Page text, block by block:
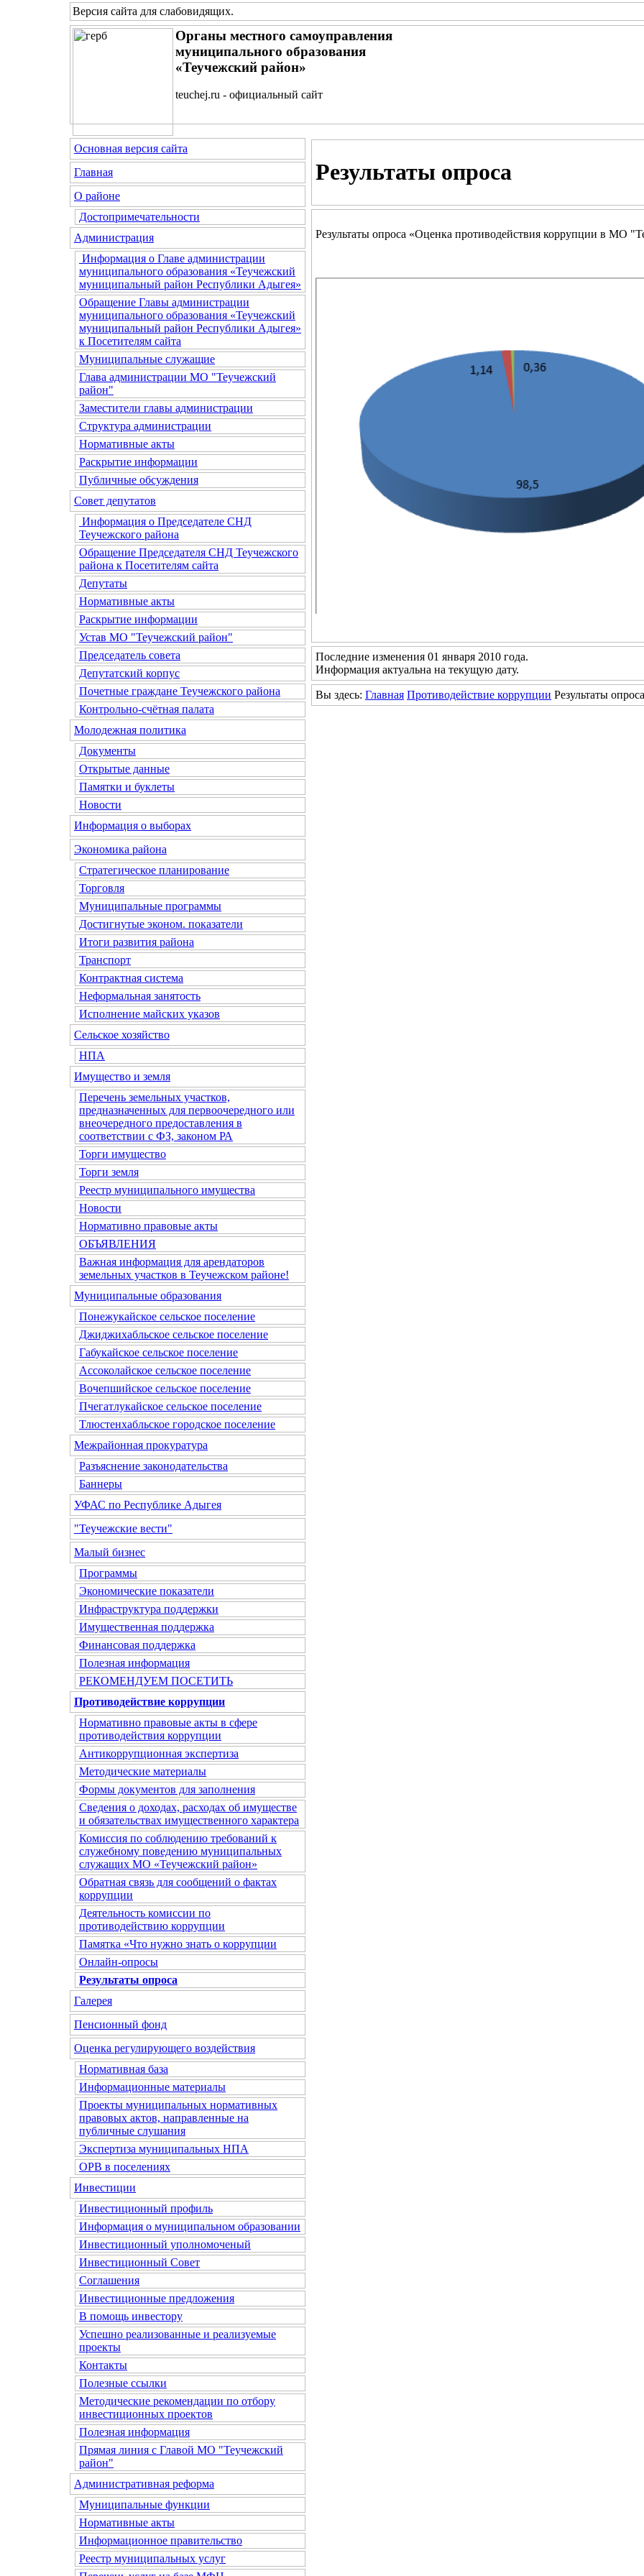
Версия сайта для слабовидящих.
Органы местного самоуправления
муниципального образования
«Теучежский район»
teuchej.ru - официальный сайт
Основная версия сайта
Главная
О районе
Достопримечательности
Администрация
Информация о Главе администрации
муниципального образования «Теучежский
муниципальный район Республики Адыгея»
Обращение Главы администрации
муниципального образования «Теучежский
муниципальный район Республики Адыгея»
к Посетителям сайта
Муниципальные служащие
Глава администрации МО "Теучежский
район"
Заместители главы администрации
Структура администрации
Нормативные акты
Раскрытие информации
Публичные обсуждения
Совет депутатов
Информация о Председателе СНД
Теучежского района
Обращение Председателя СНД Теучежского
района к Посетителям сайта
Депутаты
Нормативные акты
Раскрытие информации
Устав МО "Теучежский район"
Председатель совета
Депутатский корпус
Почетные граждане Теучежского района
Контрольно-счётная палата
Молодежная политика
Документы
Открытые данные
Памятки и буклеты
Новости
Информация о выборах
Экономика района
Стратегическое планирование
Торговля
Муниципальные программы
Достигнутые эконом. показатели
Итоги развития района
Транспорт
Контрактная система
Неформальная занятость
Исполнение майских указов
Сельское хозяйство
НПА
Имущество и земля
Перечень земельных участков,
предназначенных для первоочередного или
внеочередного предоставления в
соответствии с ФЗ, законом РА
Торги имущество
Торги земля
Реестр муниципального имущества
Новости
Нормативно правовые акты
ОБЪЯВЛЕНИЯ
Важная информация для арендаторов
земельных участков в Теучежском районе!
Муниципальные образования
Понежукайское сельское поселение
Джиджихабльское сельское поселение
Габукайское сельское поселение
Ассоколайское сельское поселение
Вочепшийское сельское поселение
Пчегатлукайское сельское поселение
Тлюстенхабльское городское поселение
Межрайонная прокуратура
Разъяснение законодательства
Баннеры
УФАС по Республике Адыгея
"Теучежские вести"
Малый бизнес
Программы
Экономические показатели
Инфраструктура поддержки
Имущественная поддержка
Финансовая поддержка
Полезная информация
РЕКОМЕНДУЕМ ПОСЕТИТЬ
Противодействие коррупции
Нормативно правовые акты в сфере
противодействия коррупции
Антикоррупционная экспертиза
Методические материалы
Формы документов для заполнения
Сведения о доходах, расходах об имуществе
и обязательствах имущественного характера
Комиссия по соблюдению требований к
служебному поведению муниципальных
служащих МО «Теучежский район»
Обратная связь для сообщений о фактах
коррупции
Деятельность комиссии по
противодействию коррупции
Памятка «Что нужно знать о коррупции
Онлайн-опросы
Результаты опроса
Галерея
Пенсионный фонд
Оценка регулирующего воздействия
Нормативная база
Информационные материалы
Проекты муниципальных нормативных
правовых актов, направленные на
публичные слушания
Экспертиза муниципальных НПА
ОРВ в поселениях
Инвестиции
Инвестиционный профиль
Информация о муниципальном образовании
Инвестиционный уполномоченый
Инвестиционный Совет
Соглашения
Инвестиционные предложения
В помощь инвестору
Успешно реализованные и реализуемые
проекты
Контакты
Полезные ссылки
Методические рекомендации по отбору
инвестиционных проектов
Полезная информация
Прямая линия с Главой МО "Теучежский
район"
Административная реформа
Муниципальные функции
Нормативные акты
Информационное правительство
Реестр муниципальных услуг
Результаты опроса
Результаты опроса «Оценка противодействия коррупции в МО
Последние изменения 01 января 2010 года.
Информация актуальна на текущую дату.
Вы здесь: Главная Противодействие коррупции Результаты опроса